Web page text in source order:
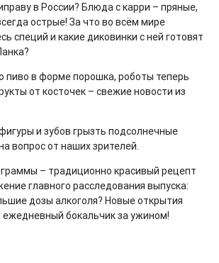
в России? Блюда с карри – пряные,
острые! За что во всём мире
специй и какие диковинки с ней готовят
пиво в форме порошка, роботы теперь
от косточек – свежие новости из
и зубов грызть подсолнечные
вопрос от наших зрителей.
– традиционно красивый рецепт
главного расследования выпуска:
дозы алкоголя? Новые открытия
ежедневный бокальчик за ужином!